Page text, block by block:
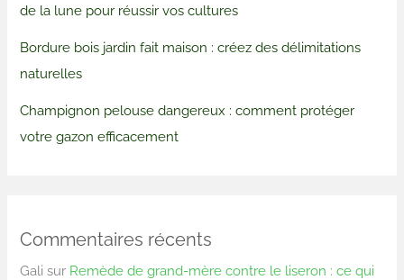
de la lune pour réussir vos cultures
Bordure bois jardin fait maison : créez des délimitations
naturelles
Champignon pelouse dangereux : comment protéger
votre gazon efficacement
Commentaires récents
Gali sur Remède de grand-mère contre le liseron : ce qui